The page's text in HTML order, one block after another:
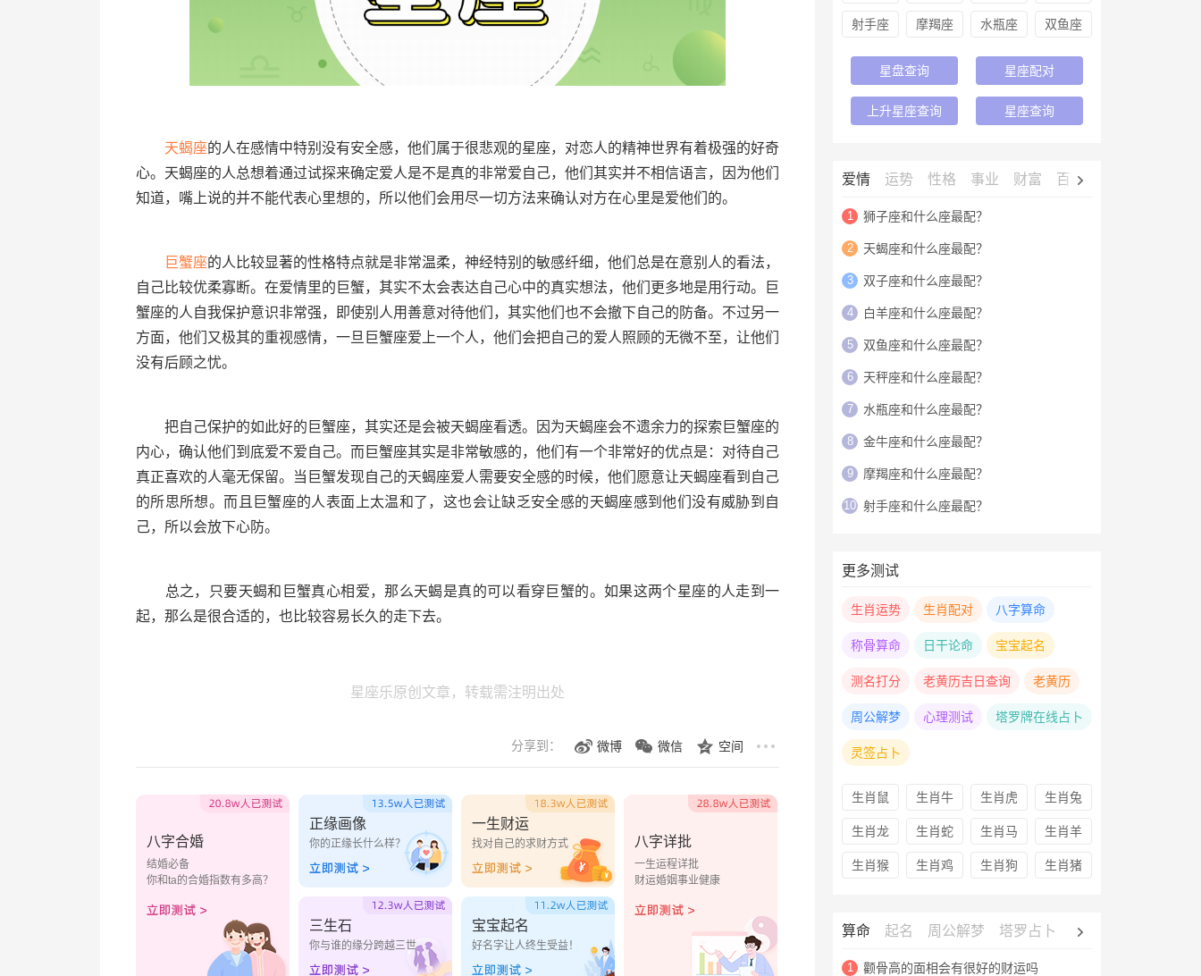
天蝎座的人在感情中特别没有安全感，他们属于很悲观的星座，对恋人的精神世界有着极强的好奇
心。天蝎座的人总想着通过试探来确定爱人是不是真的非常爱自己，他们其实并不相信语言，因为他们
知道，嘴上说的并不能代表心里想的，所以他们会用尽一切方法来确认对方在心里是爱他们的。
巨蟹座的人比较显著的性格特点就是非常温柔，神经特别的敏感纤细，他们总是在意别人的看法，
自己比较优柔寡断。在爱情里的巨蟹，其实不太会表达自己心中的真实想法，他们更多地是用行动。巨
蟹座的人自我保护意识非常强，即使别人用善意对待他们，其实他们也不会撤下自己的防备。不过另一
方面，他们又极其的重视感情，一旦巨蟹座爱上一个人，他们会把自己的爱人照顾的无微不至，让他们
没有后顾之忧。
把自己保护的如此好的巨蟹座，其实还是会被天蝎座看透。因为天蝎座会不遗余力的探索巨蟹座的
内心，确认他们到底爱不爱自己。而巨蟹座其实是非常敏感的，他们有一个非常好的优点是：对待自己
真正喜欢的人毫无保留。当巨蟹发现自己的天蝎座爱人需要安全感的时候，他们愿意让天蝎座看到自己
的所思所想。而且巨蟹座的人表面上太温和了，这也会让缺乏安全感的天蝎座感到他们没有威胁到自
己，所以会放下心防。
总之，只要天蝎和巨蟹真心相爱，那么天蝎是真的可以看穿巨蟹的。如果这两个星座的人走到一
起，那么是很合适的，也比较容易长久的走下去。
星座乐原创文章，转载需注明出处
分享到： 微博 微信 空间
八字合婚
结婚必备
你和ta的合婚指数有多高？
正缘画像
你的正缘长什么样？
一生财运
找对自己的求财方式
三生石
你与谁的缘分跨越三世
宝宝起名
好名字让人终生受益！
八字详批
一生运程详批
财运婚姻事业健康
射手座 摩羯座 水瓶座 双鱼座
星盘查询 星座配对
上升星座查询 星座查询
爱情 运势 性格 事业 财富 百科
1 狮子座和什么座最配？
2 天蝎座和什么座最配？
3 双子座和什么座最配？
4 白羊座和什么座最配？
5 双鱼座和什么座最配？
6 天秤座和什么座最配？
7 水瓶座和什么座最配？
8 金牛座和什么座最配？
9 摩羯座和什么座最配？
10 射手座和什么座最配？
更多测试
生肖运势 生肖配对 八字算命
称骨算命 日干论命 宝宝起名
测名打分 老黄历吉日查询 老黄历
周公解梦 心理测试 塔罗牌在线占卜
灵签占卜
生肖鼠 生肖牛 生肖虎 生肖兔
生肖龙 生肖蛇 生肖马 生肖羊
生肖猴 生肖鸡 生肖狗 生肖猪
算命 起名 周公解梦 塔罗占卜 心理测试
1 颧骨高的面相会有很好的财运吗